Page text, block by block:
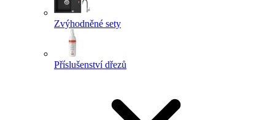
Zvýhodněné sety
Příslušenství dřezů